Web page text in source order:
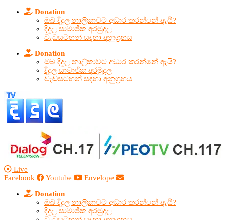
Donation
ඔබ දිදුල නාලිකාවට අධාර කරන්නේ ඇයි?
දිදුල සාමාජික අරමුදල
වැඩසටහන් සඳහා අනුග්‍රහය
Donation
ඔබ දිදුල නාලිකාවට අධාර කරන්නේ ඇයි?
දිදුල සාමාජික අරමුදල
වැඩසටහන් සඳහා අනුග්‍රහය
Live
Facebook
Youtube Envelope
Donation
ඔබ දිදුල නාලිකාවට අධාර කරන්නේ ඇයි?
දිදුල සාමාජික අරමුදල